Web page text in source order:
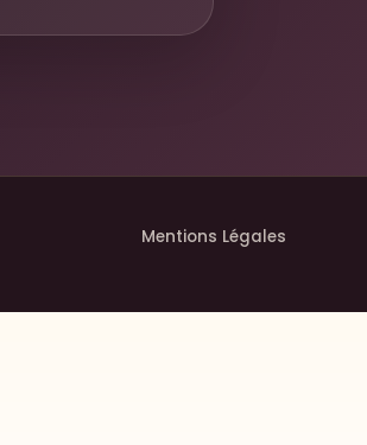
Mentions Légales